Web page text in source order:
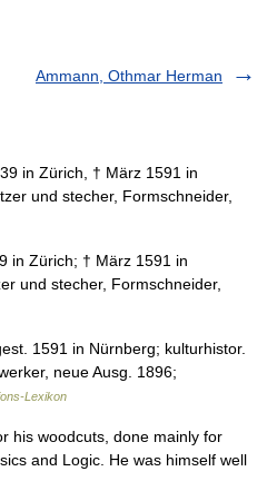
Ammann, Othmar Herman
in Zürich, † März 1591 in
und stecher, Formschneider,
in Zürich; † März 1591 in
und stecher, Formschneider,
1591 in Nürnberg; kulturhistor.
neue Ausg. 1896;
Lexikon
his woodcuts, done mainly for
and Logic. He was himself well